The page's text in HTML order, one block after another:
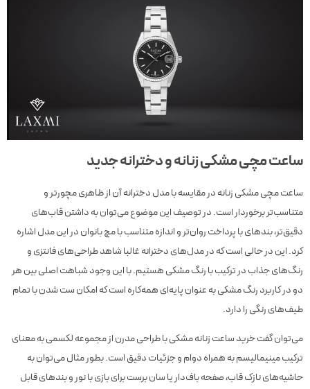
ساعت مچی مشکی زنانه و دخترانه جدید
ساعت مچی مشکی زنانه در مقایسه با مدل دخترانه آن از ظاهری مچورتر و
متناسب‌تر برخوردار است. در توصیف این موضوع می‌توان به داشتن قاب‌های
دقیق‌تر، بندهای با پرداخت روان‌تر و اندازه‎ متناسب با مچ بانوان در این مدل اشاره
کرد. این در حالی است که در مدل‌های دخترانه غالبا شاهد طراحی‌های فانتزی و
رنگ‌های جذاب در ترکیب با رنگ مشکی هستیم. با این وجود شباهت اصلی بین هر
دو در کاربرد رنگ مشکی به عنوان پایه‌ای همه‌کاره است که امکان ست شدن با تمام
طیف‌های رنگی را دارد.
می‌توان گفت خرید ساعت زنانه مشکی با طراحی مدرن از مجموعه لکسمی به معنای
ترکیب مینیمالیسم به همراه دوام و جزئیات دقیق است. بطور مثال می‌توان به
حاشیه‌های نازک قاب، صفحه باف‌دار یا سان برست برای بازی با نور و بندهای قابل